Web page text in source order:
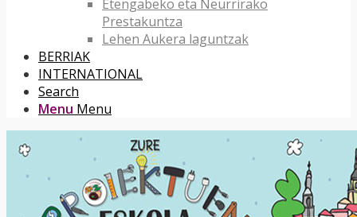
Etengabeko eta Neurrirako
Prestakuntza
Lehen Aukera laguntzak
BERRIAK
INTERNATIONAL
Search
Menu Menu